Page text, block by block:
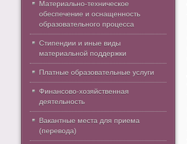
Материально-техническое
обеспечение и оснащенность
образовательного процесса
Стипендии и иные виды
материальной поддержки
Платные образовательные услуги
Финансово-хозяйственная
деятельность
Вакантные места для приема
(перевода)